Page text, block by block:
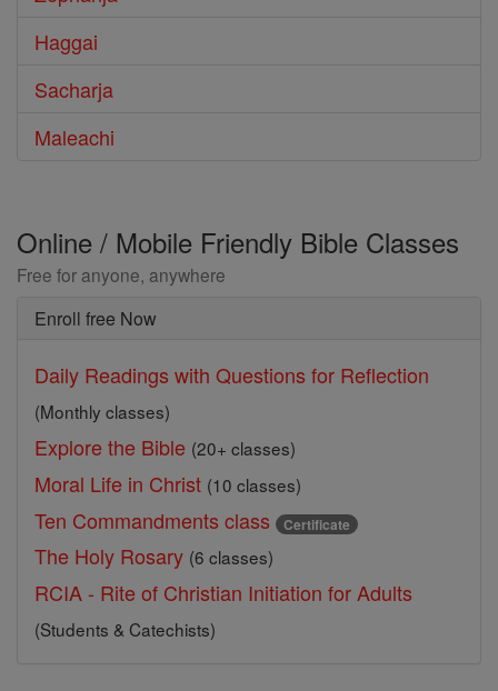
Haggai
Sacharja
Maleachi
Online / Mobile Friendly Bible Classes
Free for anyone, anywhere
Enroll free Now
Daily Readings with Questions for Reflection
(Monthly classes)
Explore the Bible (20+ classes)
Moral Life in Christ (10 classes)
Ten Commandments class Certificate
The Holy Rosary (6 classes)
RCIA - Rite of Christian Initiation for Adults
(Students & Catechists)